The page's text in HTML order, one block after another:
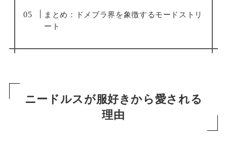
まとめ：ドメブラ界を象徴するモードストリ
ート
ニードルスが服好きから愛される
理由